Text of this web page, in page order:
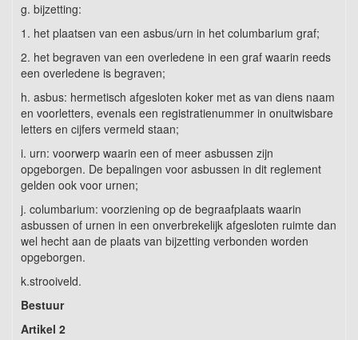
g. bijzetting:
1. het plaatsen van een asbus/urn in het columbarium graf;
2. het begraven van een overledene in een graf waarin reeds
een overledene is begraven;
h. asbus: hermetisch afgesloten koker met as van diens naam
en voorletters, evenals een registratienummer in onuitwisbare
letters en cijfers vermeld staan;
i. urn: voorwerp waarin een of meer asbussen zijn
opgeborgen. De bepalingen voor asbussen in dit reglement
gelden ook voor urnen;
j. columbarium: voorziening op de begraafplaats waarin
asbussen of urnen in een onverbrekelijk afgesloten ruimte dan
wel hecht aan de plaats van bijzetting verbonden worden
opgeborgen.
k.strooiveld.
Bestuur
Artikel 2